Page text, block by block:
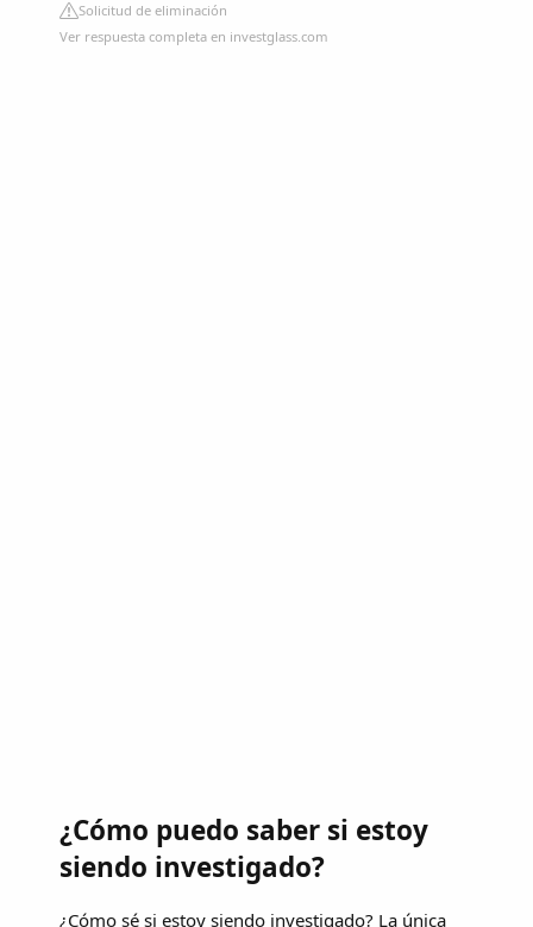
Solicitud de eliminación
Ver respuesta completa en investglass.com
¿Cómo puedo saber si estoy
siendo investigado?
¿Cómo sé si estoy siendo investigado? La única